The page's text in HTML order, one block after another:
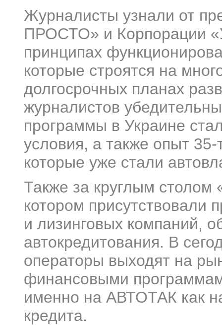
Журналисты узнали от
ПРОСТО» и Корпорации
принципах
которые строятся на
долгосрочных планах
журналистов
программы в Украине
условия, а также опыт
которые уже стали
Также за круглым столом
котором присутствовали
и лизинговых компаний,
автокредитования. В
операторы выходят на
финансовыми
именно на АВТОТАК как
кредита.